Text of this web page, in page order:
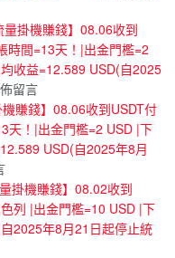
量掛機賺錢】08.06收到
時間=13天！|出金門檻=2
收益=12.589 USD(自2025
留言
機賺錢】08.06收到USDT付
天！|出金門檻=2 USD |下
USD(自2025年8月
掛機賺錢】08.02收到
列 |出金門檻=10 USD |下
2025年8月21日起停止統